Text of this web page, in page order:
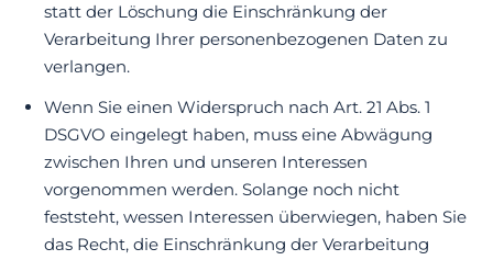
statt der Löschung die Einschränkung der
Verarbeitung Ihrer personenbezogenen Daten zu
verlangen.
Wenn Sie einen Widerspruch nach Art. 21 Abs. 1
DSGVO eingelegt haben, muss eine Abwägung
zwischen Ihren und unseren Interessen
vorgenommen werden. Solange noch nicht
feststeht, wessen Interessen überwiegen, haben Sie
das Recht, die Einschränkung der Verarbeitung